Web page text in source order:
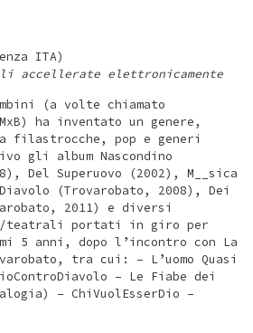
ITA)
accellerate elettronicamente
(a volte chiamato
ha inventato un genere,
filastrocche, pop e generi
gli album Nascondino
Del Superuovo (2002), M__sica
(Trovarobato, 2008), Dei
2011) e diversi
teatrali portati in giro per
anni, dopo l’incontro con La
tra cui: – L’uomo Quasi
– Le Fiabe dei
– ChiVuolEsserDio –